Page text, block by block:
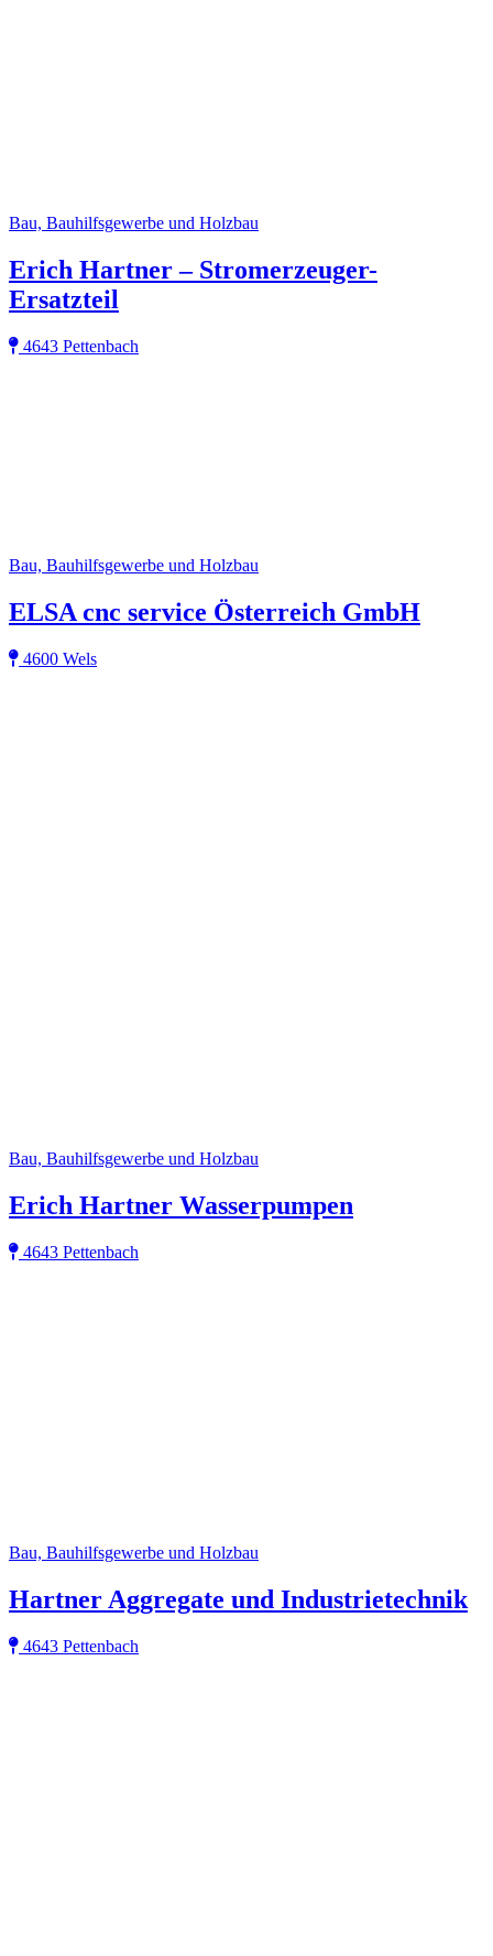
Bau, Bauhilfsgewerbe und Holzbau
Erich Hartner – Stromerzeuger-
Ersatzteil
4643 Pettenbach
Bau, Bauhilfsgewerbe und Holzbau
ELSA cnc service Österreich GmbH
4600 Wels
Bau, Bauhilfsgewerbe und Holzbau
Erich Hartner Wasserpumpen
4643 Pettenbach
Bau, Bauhilfsgewerbe und Holzbau
Hartner Aggregate und Industrietechnik
4643 Pettenbach